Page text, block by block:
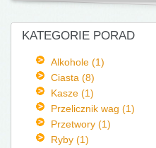
KATEGORIE PORAD
Alkohole (1)
Ciasta (8)
Kasze (1)
Przelicznik wag (1)
Przetwory (1)
Ryby (1)